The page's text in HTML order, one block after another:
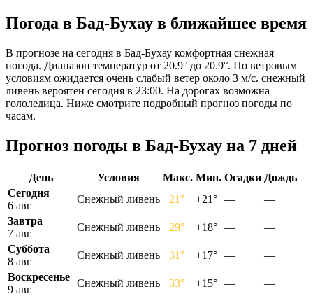
Погода в Бад-Бухау в ближайшее время
В прогнозе на сегодня в Бад-Бухау комфортная снежная
погода. Диапазон температур от 20.9° до 20.9°. По ветровым
условиям ожидается очень слабый ветер около 3 м/с. снежный
ливень вероятен сегодня в 23:00. На дорогах возможна
гололедица. Ниже смотрите подробный прогноз погоды по
часам.
Прогноз погоды в Бад-Бухау на 7 дней
День Условия Макс. Мин. Осадки Дождь
Сегодня
6 авг
Снежный ливень +21° +21° —
—
Завтра
7 авг
Снежный ливень +29° +18° —
—
Суббота
8 авг
Снежный ливень +31° +17° —
—
Воскресенье
9 авг
Снежный ливень +33° +15° —
—